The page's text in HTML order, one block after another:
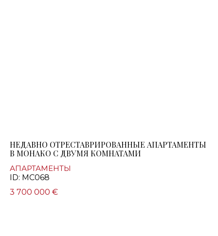
НЕДАВНО ОТРЕСТАВРИРОВАННЫЕ АПАРТАМЕНТЫ
В МОНАКО С ДВУМЯ КОМНАТАМИ
АПАРТАМЕНТЫ
ID: MC068
3 700 000 €